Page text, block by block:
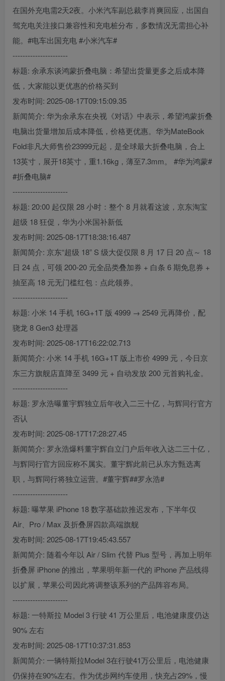
在国外充电需2天2夜。小米汽车副总裁李肖爽回应，出国自
驾充电关注接口兼容性和充电桩分布，多数情况无需担心补
能。#电车出国充电 #小米汽车#
----------------------
标题: 余承东谈鸿蒙折叠电脑：希望出货量更多之后成本降
低，大家能以更优惠的价格买到
发布时间: 2025-08-17T09:15:09.35
新闻简介: 华为余承东在央视《对话》中表示，希望鸿蒙折叠
电脑出货量增加后成本降低，价格更优惠。华为MateBook
Fold非凡大师售价23999元起，是全球最大折叠电脑，合上
13英寸，展开18英寸，重1.16kg，薄至7.3mm。 #华为鸿蒙#
#折叠电脑#
----------------------
标题: 20:00 起仅限 28 小时：整个 8 月就看这波，京东淘宝
超级 18 狂促，华为小米国补新低
发布时间: 2025-08-17T18:38:16.487
新闻简介: 京东“超级 18” S 级大促仅限 8 月 17 日 20 点～ 18
日 24 点，可领 200-20 元全品类叠加券 + 白条 6 期免息券 +
抽至高 18 元无门槛红包：点此领券。
----------------------
标题: 小米 14 手机 16G+1T 版 4999 → 2549 元再降价，配
骁龙 8 Gen3 处理器
发布时间: 2025-08-17T16:22:02.713
新闻简介: 小米 14 手机 16G+1T 版上市价 4999 元，今日京
东三方旗舰店直降至 3499 元 + 自动发放 200 元首购礼金。
----------------------
标题: 罗永浩曝董宇辉独立后年收入二三十亿，与辉同行官方
否认
发布时间: 2025-08-17T17:28:27.45
新闻简介: 罗永浩爆料董宇辉自立门户后年收入达二三十亿，
与辉同行官方回应称不属实。董宇辉此前已从东方甄选离
职，与辉同行将独立运营。#董宇辉##罗永浩#
----------------------
标题: 曝苹果 iPhone 18 数字基础款推迟发布，下半年仅
Air、Pro / Max 及折叠屏四款高端旗舰
发布时间: 2025-08-17T19:45:43.557
新闻简介: 随着今年以 Air / Slim 代替 Plus 型号，再加上明年
折叠屏 iPhone 的推出，苹果明年新一代的 iPhone 产品线得
以扩展，苹果公司因此将调整该系列的产品阵容布局。
----------------------
标题: 一特斯拉 Model 3 行驶 41 万公里后，电池健康度仍达
90% 左右
发布时间: 2025-08-17T10:37:31.853
新闻简介: 一辆特斯拉Model 3在行驶41万公里后，电池健康
仍保持在90%左右。作为优步网约车使用，快充占29%，慢